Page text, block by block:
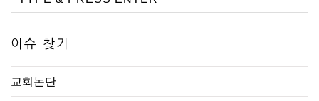
이슈 찾기
교회논단